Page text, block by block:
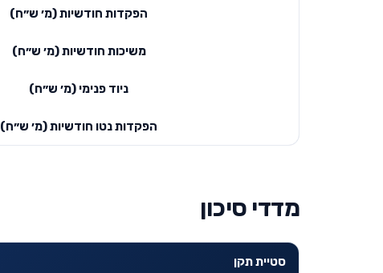
הפקדות חודשיות (מ׳ ש״ח)
משיכות חודשיות (מ׳ ש״ח)
ניוד פנימי (מ׳ ש״ח)
הפקדות נטו חודשיות (מ׳ ש״ח)
מדדי סיכון
סטיית תקן